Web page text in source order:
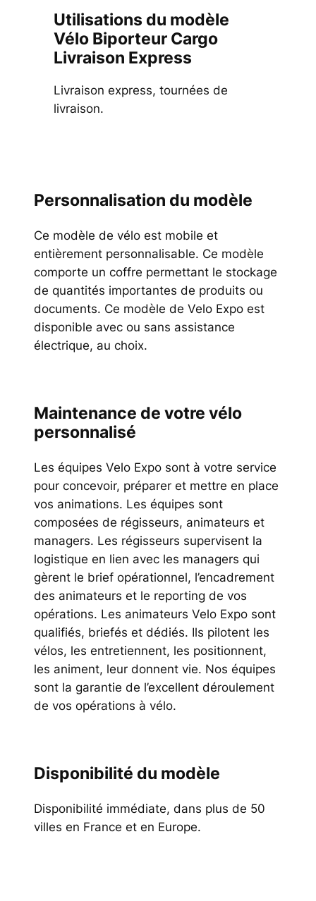
Utilisations du modèle
Vélo Biporteur Cargo
Livraison Express
Livraison express, tournées de
livraison.
Personnalisation du modèle
Ce modèle de vélo est mobile et
entièrement personnalisable. Ce modèle
comporte un coffre permettant le stockage
de quantités importantes de produits ou
documents. Ce modèle de Velo Expo est
disponible avec ou sans assistance
électrique, au choix.
Maintenance de votre vélo
personnalisé
Les équipes Velo Expo sont à votre service
pour concevoir, préparer et mettre en place
vos animations. Les équipes sont
composées de régisseurs, animateurs et
managers. Les régisseurs supervisent la
logistique en lien avec les managers qui
gèrent le brief opérationnel, l’encadrement
des animateurs et le reporting de vos
opérations. Les animateurs Velo Expo sont
qualifiés, briefés et dédiés. Ils pilotent les
vélos, les entretiennent, les positionnent,
les animent, leur donnent vie. Nos équipes
sont la garantie de l’excellent déroulement
de vos opérations à vélo.
Disponibilité du modèle
Disponibilité immédiate, dans plus de 50
villes en France et en Europe.